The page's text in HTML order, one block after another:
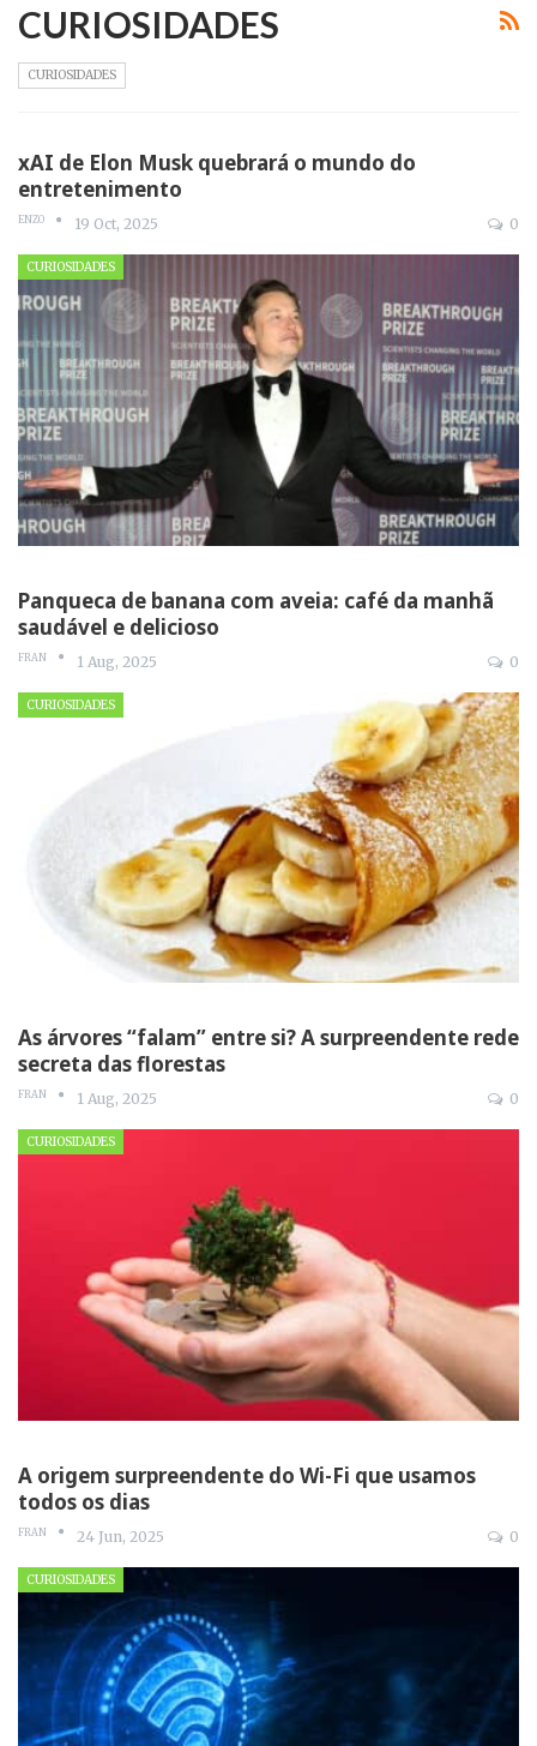
CURIOSIDADES
CURIOSIDADES
xAI de Elon Musk quebrará o mundo do
entretenimento
ENZO 19 Oct, 2025 0
CURIOSIDADES
Panqueca de banana com aveia: café da manhã
saudável e delicioso
FRAN 1 Aug, 2025 0
CURIOSIDADES
As árvores “falam” entre si? A surpreendente rede
secreta das florestas
FRAN 1 Aug, 2025 0
CURIOSIDADES
A origem surpreendente do Wi-Fi que usamos
todos os dias
FRAN 24 Jun, 2025 0
CURIOSIDADES